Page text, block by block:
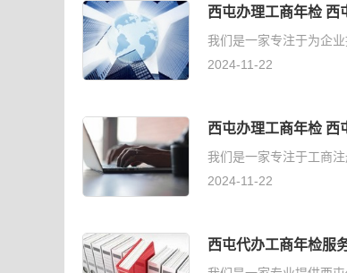
西屯办理工商年检 西
我们是一家专注于为企
2024-11-22
西屯办理工商年检 西
我们是一家专注于工商
2024-11-22
西屯代办工商年检服